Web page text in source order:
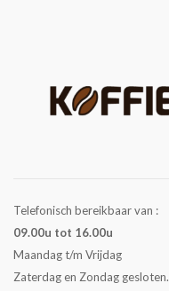
Telefonisch bereikbaar van :
09.00u tot 16.00u
Maandag t/m Vrijdag
Zaterdag en Zondag gesloten.